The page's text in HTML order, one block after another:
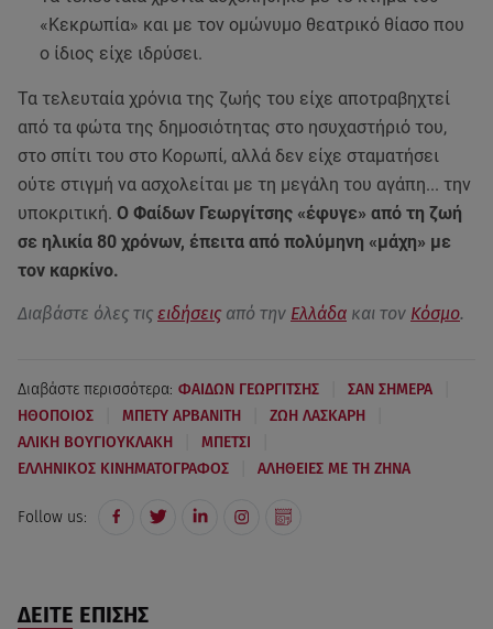
«Κεκρωπία» και με τον ομώνυμο θεατρικό θίασο που
ο ίδιος είχε ιδρύσει.
Τα τελευταία χρόνια της ζωής του είχε αποτραβηχτεί
από τα φώτα της δημοσιότητας στο ησυχαστήριό του,
στο σπίτι του στο Κορωπί, αλλά δεν είχε σταματήσει
ούτε στιγμή να ασχολείται με τη μεγάλη του αγάπη... την
υποκριτική. Ο Φαίδων Γεωργίτσης «έφυγε» από τη ζωή
σε ηλικία 80 χρόνων, έπειτα από πολύμηνη «μάχη» με
τον καρκίνο.
Διαβάστε όλες τις ειδήσεις από την Ελλάδα και τον Κόσμο.
Διαβάστε περισσότερα: ΦΑΙΔΩΝ ΓΕΩΡΓΙΤΣΗΣ ΣΑΝ ΣΗΜΕΡΑ
ΗΘΟΠΟΙΟΣ ΜΠΕΤΥ ΑΡΒΑΝΙΤΗ ΖΩΗ ΛΑΣΚΑΡΗ
ΑΛΙΚΗ ΒΟΥΓΙΟΥΚΛΑΚΗ ΜΠΕΤΣΙ
ΕΛΛΗΝΙΚΟΣ ΚΙΝΗΜΑΤΟΓΡΑΦΟΣ ΑΛΗΘΕΙΕΣ ΜΕ ΤΗ ΖΗΝΑ
Follow us:
ΔΕΙΤΕ ΕΠΙΣΗΣ